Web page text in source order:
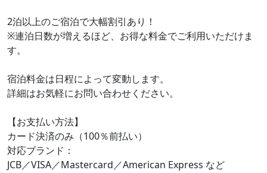
2泊以上のご宿泊で大幅割引あり！
※連泊日数が増えるほど、お得な料金でご利用いただけま
す。
宿泊料金は日程によって変動します。
詳細はお気軽にお問い合わせください。
【お支払い方法】
カード決済のみ（100％前払い）
対応ブランド：
JCB／VISA／Mastercard／American Express など